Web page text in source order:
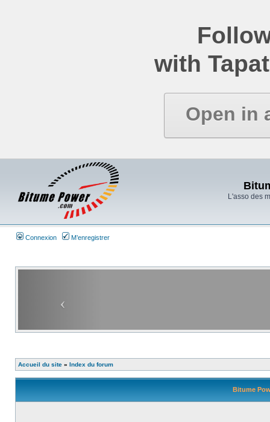
with
Open in
L'asso des
Connexion M’enregistrer
Accueil du site » Index du forum
Bitume